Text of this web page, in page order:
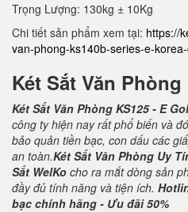
Trọng Lượng: 130kg ± 10Kg
Chi tiết sản phẩm xem tại: https://
van-phong-ks140b-series-e-
Két Sắt Văn
Két Sắt Văn Phòng KS125 - E
công ty hiện nay rất phổ biến và
bảo quản tiền bạc, con dấu các
an toàn.Két Sắt Văn Phòng Uy
Sắt WelKo cho ra mắt dòng sản
đầy đủ tính năng và tiện ích.
bạc chính hãng - Ưu đãi 50%